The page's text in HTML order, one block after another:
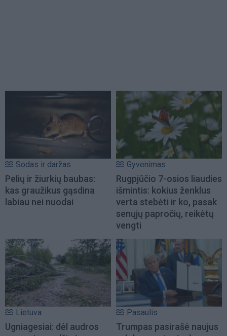
Sodas ir daržas
Pelių ir žiurkių baubas:
kas graužikus gąsdina
labiau nei nuodai
Gyvenimas
Rugpjūčio 7-osios liaudies
išmintis: kokius ženklus
verta stebėti ir ko, pasak
senųjų papročių, reikėtų
vengti
Lietuva
Ugniagesiai: dėl audros
Pasaulis
Trumpas pasirašė naujus